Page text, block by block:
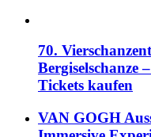
70.
Bergiselschanze
Tickets kaufen
VAN GOGH